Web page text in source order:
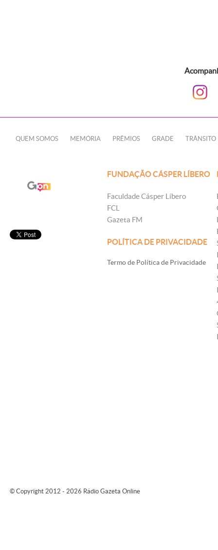
QUEM SOMOS MEMÓRIA PRÊMIOS GRADE TRÂNSITO
FUNDAÇÃO CÁSPER LÍBERO
Faculdade Cásper Líbero
FCL
Gazeta FM
POLÍTICA DE PRIVACIDADE
Termo de Política de Privacidade
© Copyright 2012 - 2026 Rádio Gazeta Online